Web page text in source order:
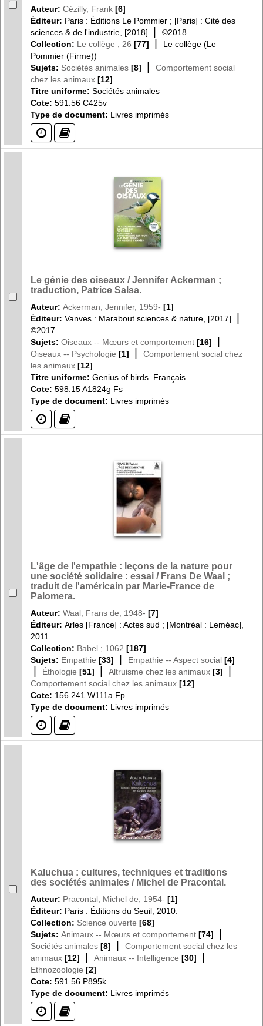
Auteur: Cézilly, Frank [6]
Éditeur: Paris : Éditions Le Pommier ; [Paris] : Cité des
sciences & de l'industrie, [2018]
©2018
Collection: Le collège ; 26 [77]
Le collège (Le
Pommier (Firme))
Sujets: Sociétés animales [8]
Comportement social
chez les animaux [12]
Titre uniforme: Sociétés animales
Cote: 591.56 C425v
Type de document: Livres imprimés
(?) (?)
Le génie des oiseaux / Jennifer Ackerman ;
traduction, Patrice Salsa.
Auteur: Ackerman, Jennifer, 1959- [1]
Éditeur: Vanves : Marabout sciences & nature, [2017]
©2017
Sujets: Oiseaux -- Mœurs et comportement [16]
Oiseaux -- Psychologie [1]
Comportement social chez
les animaux [12]
Titre uniforme: Genius of birds. Français
Cote: 598.15 A1824g Fs
Type de document: Livres imprimés
(?) (?)
L'âge de l'empathie : leçons de la nature pour
une société solidaire : essai / Frans De Waal ;
traduit de l'américain par Marie-France de
Palomera.
Auteur: Waal, Frans de, 1948- [7]
Éditeur: Arles [France] : Actes sud ; [Montréal : Leméac],
2011.
Collection: Babel ; 1062 [187]
Sujets: Empathie [33] Empathie -- Aspect social [4]
Éthologie [51] Altruisme chez les animaux [3]
Comportement social chez les animaux [12]
Cote: 156.241 W111a Fp
Type de document: Livres imprimés
(?) (?)
Kaluchua : cultures, techniques et traditions
des sociétés animales / Michel de Pracontal.
Auteur: Pracontal, Michel de, 1954- [1]
Éditeur: Paris : Éditions du Seuil, 2010.
Collection: Science ouverte [68]
Sujets: Animaux -- Mœurs et comportement [74]
Sociétés animales [8]
Comportement social chez les
animaux [12] Animaux -- Intelligence [30]
Ethnozoologie [2]
Cote: 591.56 P895k
Type de document: Livres imprimés
(?) (?)